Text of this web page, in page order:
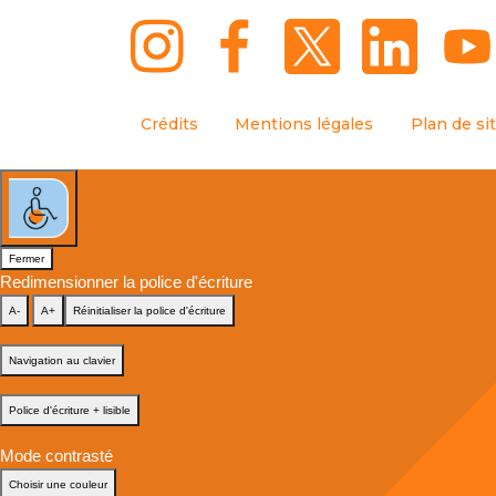
Crédits Mentions légales Plan de
Fermer
Redimensionner la police d'écriture
A- A+ Réinitialiser la police d'écriture
Navigation au clavier
Police d'écriture + lisible
Mode contrasté
Choisir une couleur